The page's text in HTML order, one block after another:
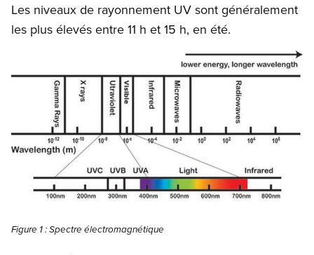
Les niveaux de rayonnement UV sont généralement
les plus élevés entre 11 h et 15 h, en été.
Figure 1 : Spectre électromagnétique